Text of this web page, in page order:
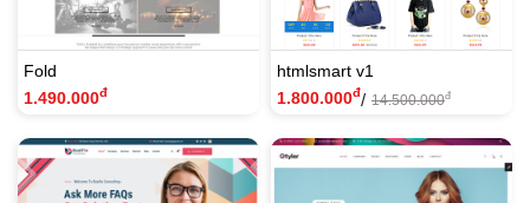
Fold
1.490.000đ
htmlsmart v1
1.800.000đ/ 14.500.000đ